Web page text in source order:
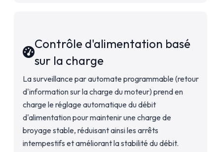
Contrôle d'alimentation basé
sur la charge
La surveillance par automate programmable (retour
d'information sur la charge du moteur) prend en
charge le réglage automatique du débit
d'alimentation pour maintenir une charge de
broyage stable, réduisant ainsi les arrêts
intempestifs et améliorant la stabilité du débit.